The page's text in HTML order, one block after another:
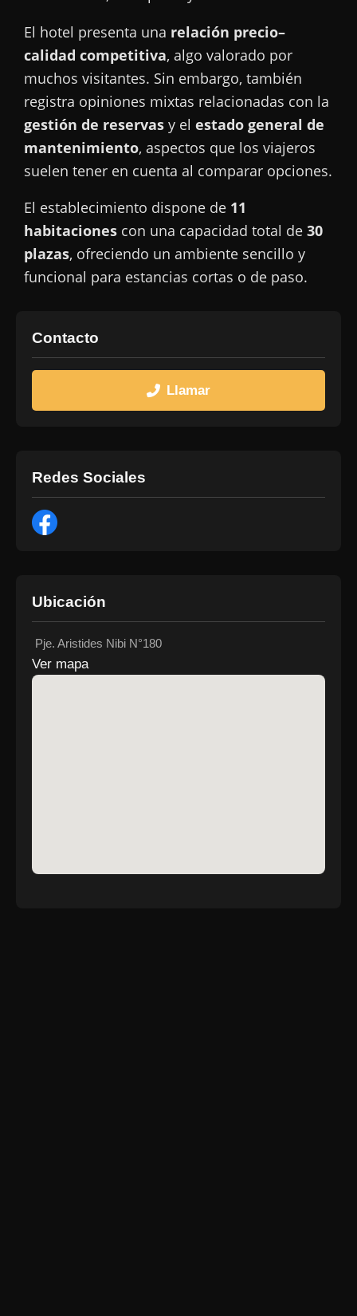
El hotel presenta una relación precio–
calidad competitiva, algo valorado por
muchos visitantes. Sin embargo, también
registra opiniones mixtas relacionadas con la
gestión de reservas y el estado general de
mantenimiento, aspectos que los viajeros
suelen tener en cuenta al comparar opciones.
El establecimiento dispone de 11
habitaciones con una capacidad total de 30
plazas, ofreciendo un ambiente sencillo y
funcional para estancias cortas o de paso.
Contacto
Llamar
Redes Sociales
Ubicación
Pje. Aristides Nibi N°180
Ver mapa